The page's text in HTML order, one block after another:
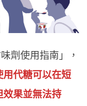
劑使用指南」，
用代糖可以在短
效果並無法持